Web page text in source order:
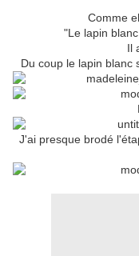
Comme
"Le lapin
Il
Du coup le lapin blanc
J'ai presque brodé